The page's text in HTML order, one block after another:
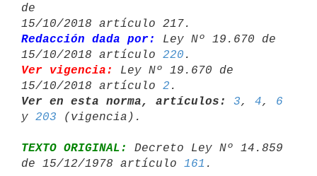
de
Redacción dada por:
Ley Nº 19.670 de
15/10/2018 artículo 220
Ver vigencia:
Ley Nº 19.670 de
15/10/2018 artículo 2
Ver en esta norma, artículos:
3, 4, 6
y 203
TEXTO ORIGINAL:
Decreto Ley Nº 14.859
de 15/12/1978 artículo 161